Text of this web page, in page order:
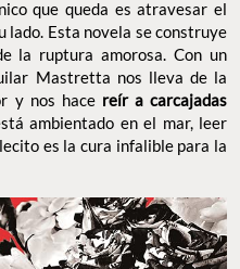
que queda es atravesar el
lado. Esta novela se construye
la ruptura amorosa. Con un
Mastretta nos lleva de la
y nos hace reír a carcajadas
ambientado en el mar, leer
es la cura infalible para la